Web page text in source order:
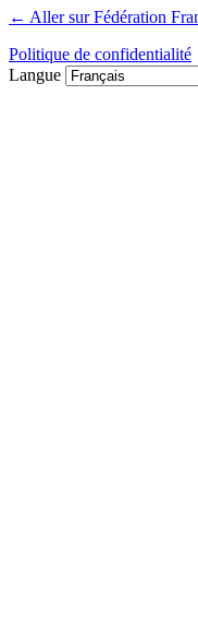
← Aller sur Fédération
Politique de confidentialité
Langue